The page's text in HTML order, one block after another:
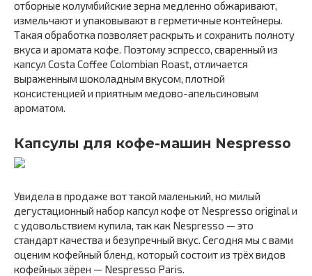
отборные колумбийские зерна медленно обжаривают,
измельчают и упаковывают в герметичные контейнеры.
Такая обработка позволяет раскрыть и сохранить полноту
вкуса и аромата кофе. Поэтому эспрессо, сваренный из
капсул Costa Coffee Colombian Roast, отличается
выраженным шоколадным вкусом, плотной
консистенцией и приятным медово-апельсиновым
ароматом.
Капсулы для кофе-машин Nespresso
Увидела в продаже вот такой маленький, но милый
дегустационный набор капсул кофе от Nespresso original и
с удовольствием купила, так как Nespresso — это
стандарт качества и безупречный вкус. Сегодня мы с вами
оценим кофейный бленд, который состоит из трёх видов
кофейных зёрен — Nespresso Paris.